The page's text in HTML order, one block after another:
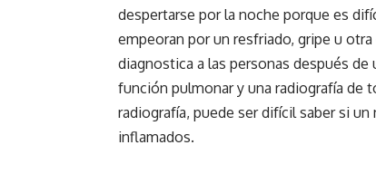
despertarse por la noche porque es
empeoran por un resfriado, gripe u
diagnostica a las personas después
función pulmonar y una radiografía de
radiografía, puede ser difícil saber si
inflamados.